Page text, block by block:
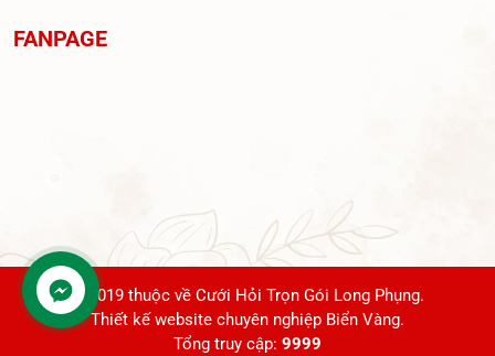
FANPAGE
© 2019 thuộc về Cưới Hỏi Trọn Gói Long Phụng.
Thiết kế website chuyên nghiệp Biển Vàng.
Tổng truy cập: 9999